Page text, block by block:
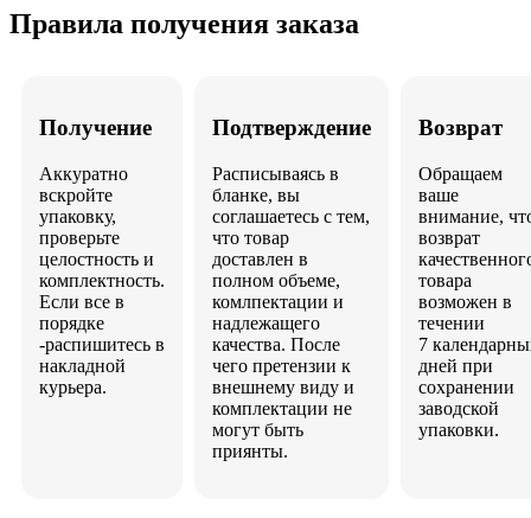
Правила получения заказа
Получение
Аккуратно
вскройте
упаковку,
проверьте
целостность и
комплектность.
Если все в
порядке
-распишитесь в
накладной
курьера.
Подтверждение
Расписываясь в
бланке, вы
соглашаетесь с тем,
что товар
доставлен в
полном объеме,
комлпектации и
надлежащего
качества. После
чего претензии к
внешнему виду и
комплектации не
могут быть
приянты.
Возврат
Обращаем
ваше
внимание,
возврат
товара
возможен в
течении
7
дней при
сохранении
заводской
упаковки.